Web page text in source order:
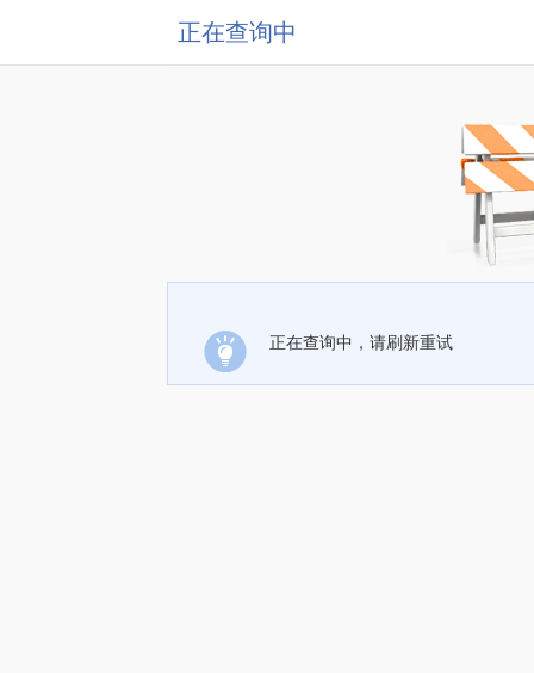
正在查询中
正在查询中，请刷新重试